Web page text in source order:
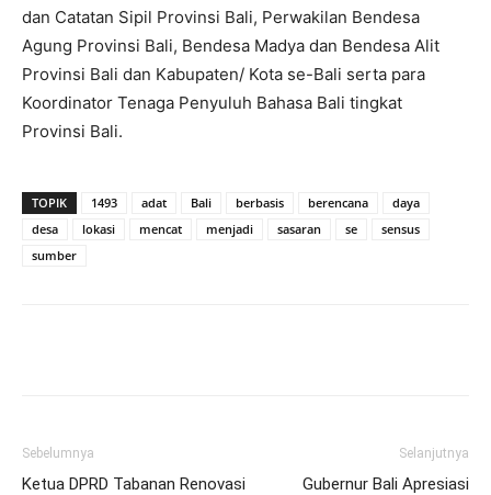
dan Catatan Sipil Provinsi Bali, Perwakilan Bendesa
Agung Provinsi Bali, Bendesa Madya dan Bendesa Alit
Provinsi Bali dan Kabupaten/ Kota se-Bali serta para
Koordinator Tenaga Penyuluh Bahasa Bali tingkat
Provinsi Bali.
TOPIK 1493 adat Bali berbasis berencana
daya
desa
lokasi mencat menjadi sasaran se
sensus
sumber
Sebelumnya
Ketua DPRD Tabanan Renovasi
Selanjutnya
Gubernur Bali Apresiasi